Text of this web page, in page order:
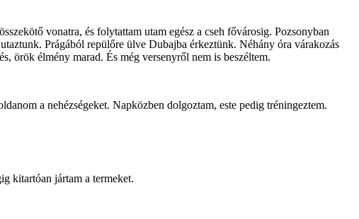
vonatra, és folytattam utam egész a cseh fővárosig. Pozsonyban
Prágából repülőre ülve Dubajba érkeztünk. Néhány óra várakozás
örök élmény marad. És még versenyről nem is beszéltem.
a nehézségeket. Napközben dolgoztam, este pedig tréningeztem.
kitartóan jártam a termeket.